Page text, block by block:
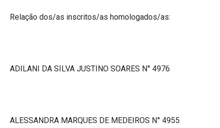
Relação dos/as inscritos/as homologados/as:
ADILANI DA SILVA JUSTINO SOARES N° 4976
ALESSANDRA MARQUES DE MEDEIROS N° 4955